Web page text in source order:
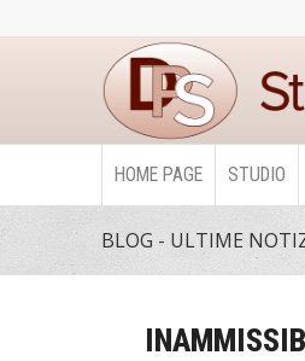
HOME PAGE STUDIO
BLOG - ULTIME